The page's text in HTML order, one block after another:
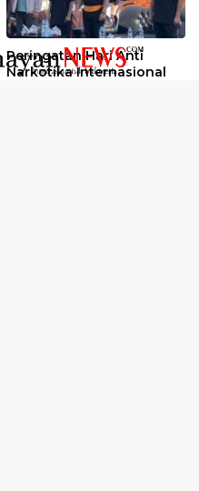
Peringatan Hari Anti
Narkotika Internasional